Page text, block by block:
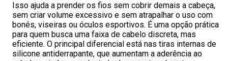
Isso ajuda a prender os fios sem cobrir demais a cabeça,
sem criar volume excessivo e sem atrapalhar o uso com
bonés, viseiras ou óculos esportivos. É uma opção prática
para quem busca uma faixa de cabelo discreta, mas
eficiente. O principal diferencial está nas tiras internas de
silicone antiderrapante, que aumentam a aderência ao